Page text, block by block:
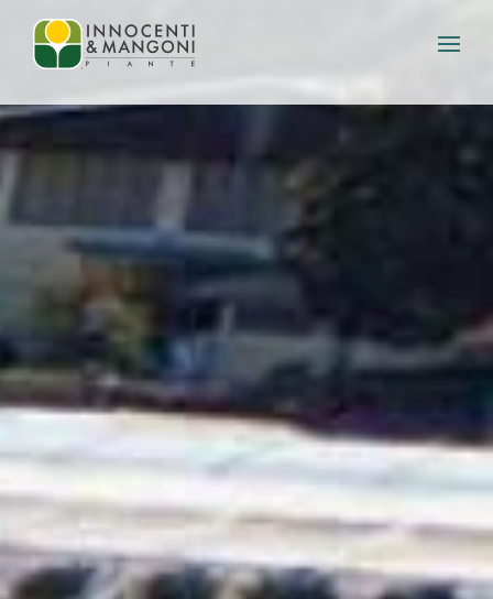
Skip to main content